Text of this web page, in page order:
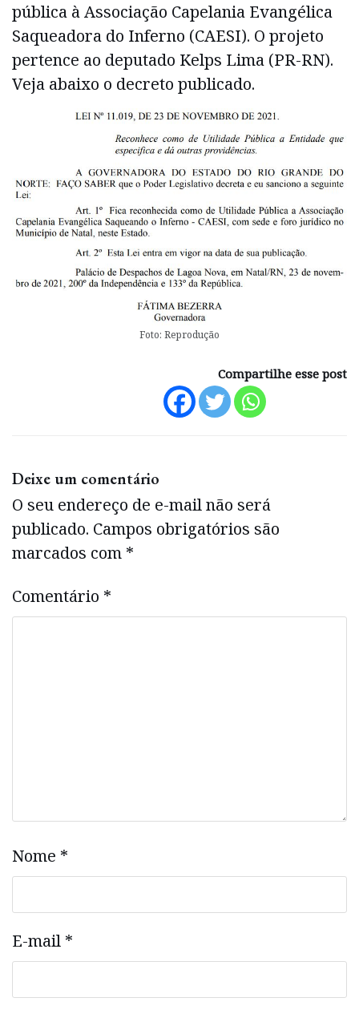
pública à Associação Capelania Evangélica
Saqueadora do Inferno (CAESI). O projeto
pertence ao deputado Kelps Lima (PR-RN).
Veja abaixo o decreto publicado.
Foto: Reprodução
Compartilhe esse post
Deixe um comentário
O seu endereço de e-mail não será
publicado. Campos obrigatórios são
marcados com *
Comentário *
Nome *
E-mail *